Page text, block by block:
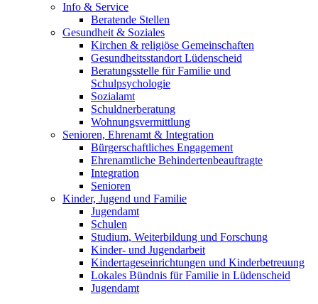
Info & Service
Beratende Stellen
Gesundheit & Soziales
Kirchen & religiöse Gemeinschaften
Gesundheitsstandort Lüdenscheid
Beratungsstelle für Familie und
Schulpsychologie
Sozialamt
Schuldnerberatung
Wohnungsvermittlung
Senioren, Ehrenamt & Integration
Bürgerschaftliches Engagement
Ehrenamtliche Behindertenbeauftragte
Integration
Senioren
Kinder, Jugend und Familie
Jugendamt
Schulen
Studium, Weiterbildung und Forschung
Kinder- und Jugendarbeit
Kindertageseinrichtungen und Kinderbetreuung
Lokales Bündnis für Familie in Lüdenscheid
Jugendamt